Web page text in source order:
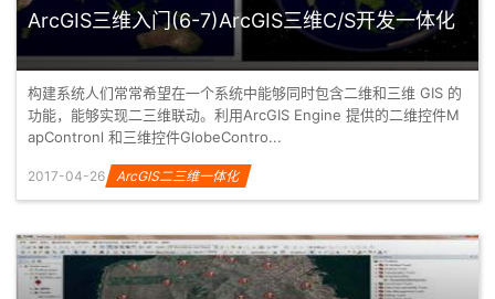
ArcGIS三维入门(6-7)ArcGIS三维C/S开发一体化
构建系统人们常常希望在一个系统中能够同时包含二维和三维 GIS 的
功能，能够实现二三维联动。利用ArcGIS Engine 提供的二维控件M
apContronl 和三维控件GlobeContro...
2017-04-26 ArcGIS二三维一体化